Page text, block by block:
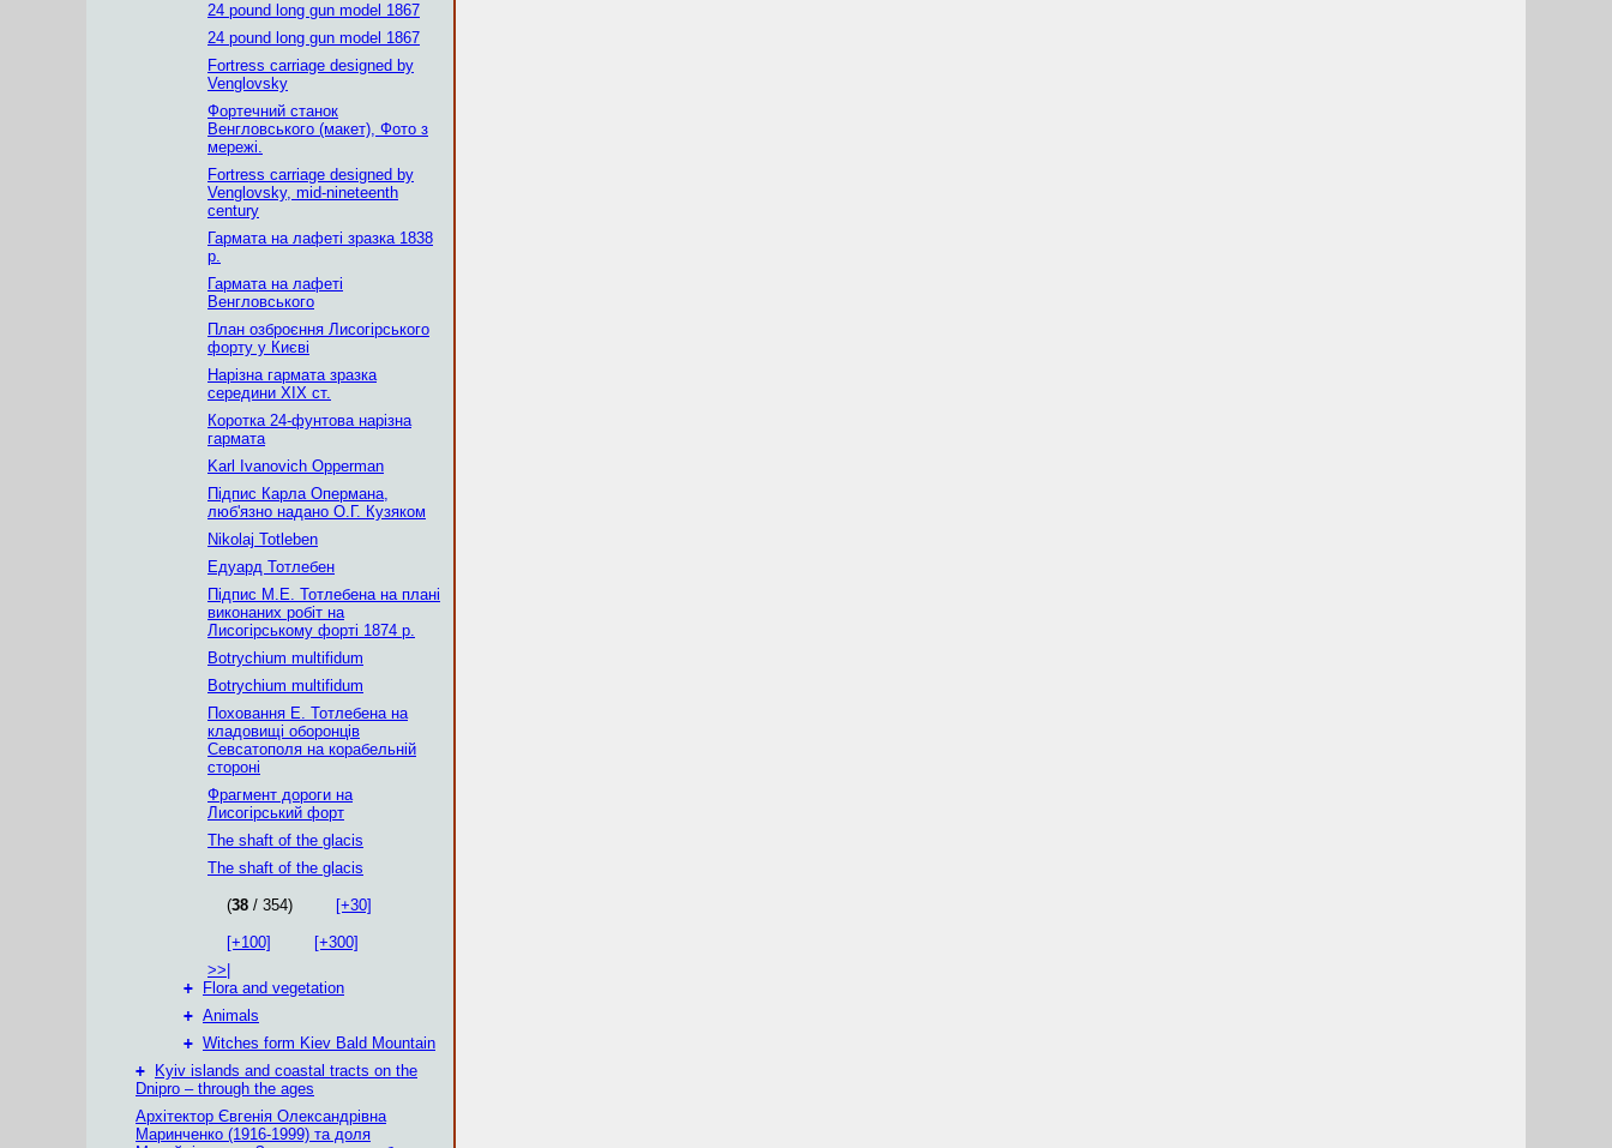
24 pound long gun model 1867
24 pound long gun model 1867
Fortress carriage designed by
Venglovsky
Фортечний станок
Венгловського (макет), Фото з
мережі.
Fortress carriage designed by
Venglovsky, mid-nineteenth
century
Гармата на лафеті зразка 1838
р.
Гармата на лафеті
Венгловського
План озброєння Лисогірського
форту у Києві
Нарізна гармата зразка
середини ХІХ ст.
Коротка 24-фунтова нарізна
гармата
Karl Ivanovich Opperman
Підпис Карла Опермана,
люб'язно надано О.Г. Кузяком
Nikolaj Totleben
Едуард Тотлебен
Підпис М.Е. Тотлебена на плані
виконаних робіт на
Лисогірському форті 1874 р.
Botrychium multifidum
Botrychium multifidum
Поховання Е. Тотлебена на
кладовищі оборонців
Севсатополя на корабельній
стороні
Фрагмент дороги на
Лисогірський форт
The shaft of the glacis
The shaft of the glacis
(38 / 354) [+30]
[+100]
[+300]
>>|
+
Flora and vegetation
+ Animals
+ Witches form Kiev Bald Mountain
+
Kyiv islands and coastal tracts on the
Dnipro – through the ages
Архітектор Євгенія Олександрівна
Маринченко (1916-1999) та доля